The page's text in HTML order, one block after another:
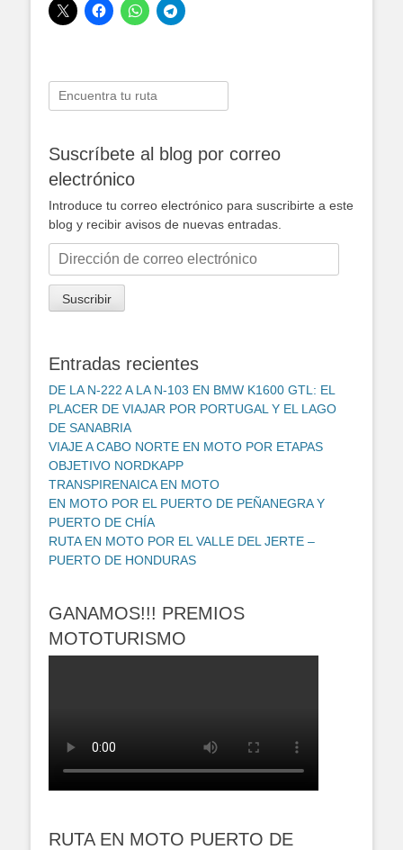
Buscar:
Suscríbete al blog por correo
electrónico
Introduce tu correo electrónico para suscribirte a este
blog y recibir avisos de nuevas entradas.
Dirección
correo
electrónico
Suscribir
Entradas recientes
DE LA N-222 A LA N-103 EN BMW K1600 GTL: EL
PLACER DE VIAJAR POR PORTUGAL Y EL LAGO
DE SANABRIA
VIAJE A CABO NORTE EN MOTO POR ETAPAS
OBJETIVO NORDKAPP
TRANSPIRENAICA EN MOTO
EN MOTO POR EL PUERTO DE PEÑANEGRA Y
PUERTO DE CHÍA
RUTA EN MOTO POR EL VALLE DEL JERTE –
PUERTO DE HONDURAS
GANAMOS!!! PREMIOS
MOTOTURISMO
RUTA EN MOTO PUERTO DE